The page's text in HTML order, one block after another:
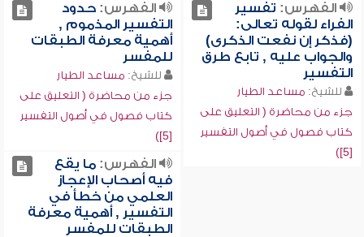
الفهرس: تفسير
الفراء لقوله تعالى:
(فذكر إن نفعت الذكرى)
والجواب عليه , تابع طرق
التفسير
للشيخ: مساعد الطيار
جزء من محاضرة ( التعليق على
كتاب فصول في أصول التفسير
[5])
الفهرس:حدود
التفسير المذموم ,
أهمية معرفة الطبقات
للمفسر
للشيخ: مساعد الطيار
جزء من محاضرة ( التعليق على
كتاب فصول في أصول التفسير
[5])
الفهرس:ما يقع
فيه أصحاب الإعجاز
العلمي من خطأ في
التفسير , أهمية معرفة
الطبقات للمفسر